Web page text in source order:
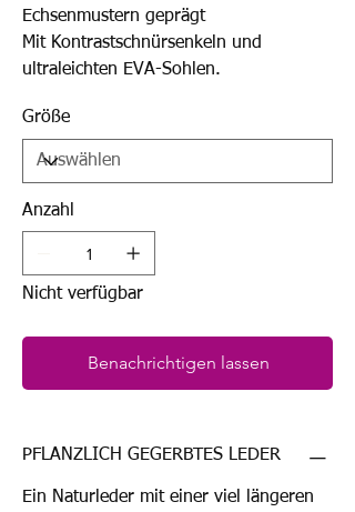
Echsenmustern geprägt
Mit Kontrastschnürsenkeln und
ultraleichten EVA-Sohlen.
Größe
Anzahl
Nicht verfügbar
Benachrichtigen lassen
PFLANZLICH GEGERBTES LEDER
Ein Naturleder mit einer viel längeren